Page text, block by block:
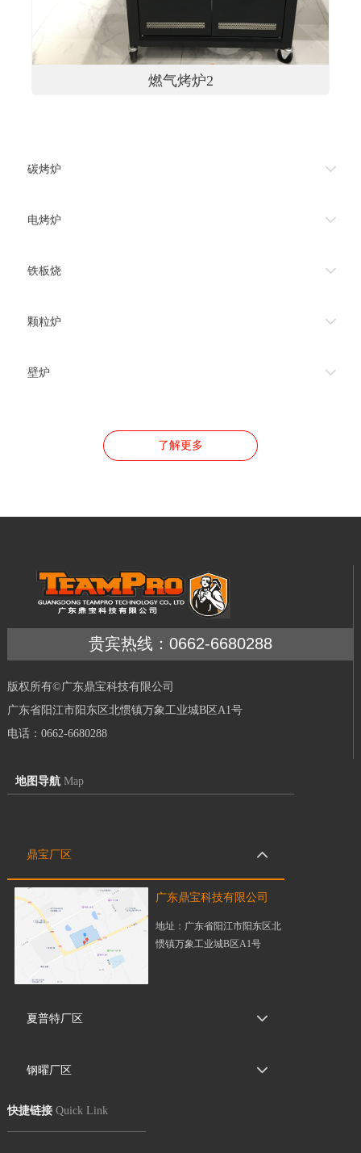
燃气烤炉2
碳烤炉
电烤炉
铁板烧
颗粒炉
壁炉
了解更多
贵宾热线：0662-6680288
版权所有©广东鼎宝科技有限公司
广东省阳江市阳东区北惯镇万象工业城B区A1号
电话：0662-6680288
快捷链接 Quick Link
地图导航 Map
鼎宝厂区
广东鼎宝科技有限公司
地址：广东省阳江市阳东区北
惯镇万象工业城B区A1号
夏普特厂区
钢曜厂区